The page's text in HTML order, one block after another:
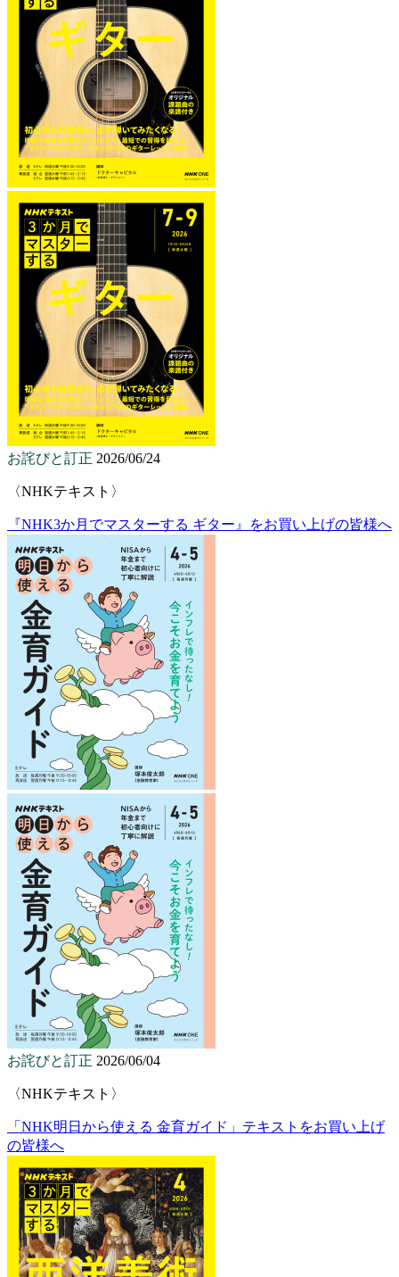
お詫びと訂正 2026/06/24
〈NHKテキスト〉
『NHK3か月でマスターする ギター』をお買い上げの皆様へ
お詫びと訂正 2026/06/04
〈NHKテキスト〉
「NHK明日から使える 金育ガイド」テキストをお買い上げ
の皆様へ